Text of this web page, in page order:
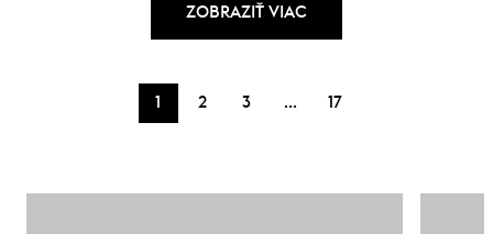
ZOBRAZIŤ VIAC
1 2 3 … 17